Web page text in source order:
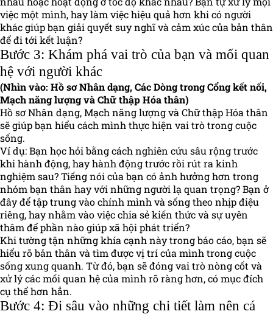
việc một mình, hay làm việc hiệu quả hơn khi có người
khác giúp bạn giải quyết suy nghĩ và cảm xúc của bản thân
để đi tới kết luận?
Bước 3: Khám phá vai trò của bạn và mối quan
hệ với người khác
(Nhìn vào: Hồ sơ Nhân dạng, Các Dòng trong Cổng kết nối,
Mạch năng lượng và Chữ thập Hóa thân)
Hồ sơ Nhân dạng, Mạch năng lượng và Chữ thập Hóa thân
sẽ giúp bạn hiểu cách mình thực hiện vai trò trong cuộc
sống.
Ví dụ: Bạn học hỏi bằng cách nghiên cứu sâu rộng trước
khi hành động, hay hành động trước rồi rút ra kinh
nghiệm sau? Tiếng nói của bạn có ảnh hưởng hơn trong
nhóm bạn thân hay với những người lạ quan trọng? Bạn ở
đây để tập trung vào chính mình và sống theo nhịp điệu
riêng, hay nhằm vào việc chia sẻ kiến thức và sự uyên
thâm để phần nào giúp xã hội phát triển?
Khi tường tận những khía cạnh này trong báo cáo, bạn sẽ
hiểu rõ bản thân và tìm được vị trí của mình trong cuộc
sống xung quanh. Từ đó, bạn sẽ đóng vai trò nòng cốt và
xử lý các mối quan hệ của mình rõ ràng hơn, có mục đích
cụ thể hơn hẳn.
Bước 4: Đi sâu vào những chi tiết làm nên cá